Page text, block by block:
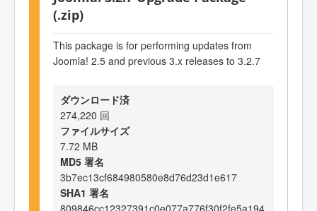
(.zip)
This package is for performing updates from
Joomla! 2.5 and previous 3.x releases to 3.2.7
ダウンロード済
274,220 回
ファイルサイズ
7.72 MB
MD5 署名
3b7ec13cf684980580e8d76d23d1e617
SHA1 署名
809846cc12327391c0e077a776f30f2fe5a194